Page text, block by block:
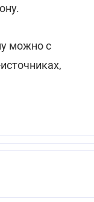
можно с